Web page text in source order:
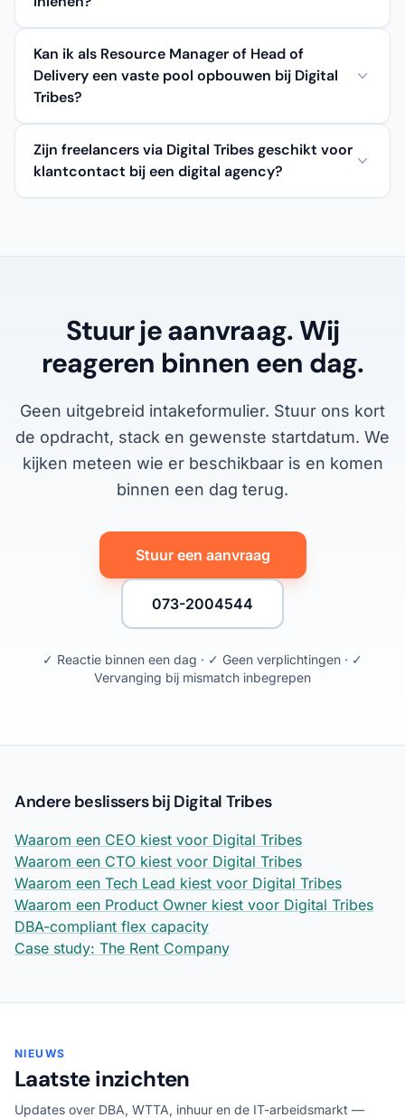
Kan ik als Resource Manager of Head of
Delivery een vaste pool opbouwen bij Digital
Tribes?
Zijn freelancers via Digital Tribes geschikt voor
klantcontact bij een digital agency?
Stuur je aanvraag. Wij
reageren binnen een dag.
Geen uitgebreid intakeformulier. Stuur ons kort
de opdracht, stack en gewenste startdatum. We
kijken meteen wie er beschikbaar is en komen
binnen een dag terug.
Stuur een aanvraag
073-2004544
✓ Reactie binnen een dag · ✓ Geen verplichtingen · ✓
Vervanging bij mismatch inbegrepen
Andere beslissers bij Digital Tribes
Waarom een CEO kiest voor Digital Tribes
Waarom een CTO kiest voor Digital Tribes
Waarom een Tech Lead kiest voor Digital Tribes
Waarom een Product Owner kiest voor Digital Tribes
DBA-compliant flex capacity
Case study: The Rent Company
NIEUWS
Laatste inzichten
Updates over DBA, WTTA, inhuur en de IT-arbeidsmarkt —